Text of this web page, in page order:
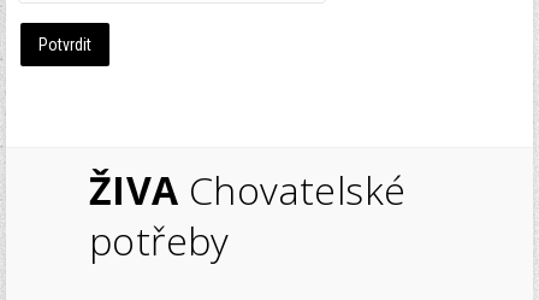
Potvrdit
ŽIVA Chovatelské
potřeby
Zapomenuté heslo?